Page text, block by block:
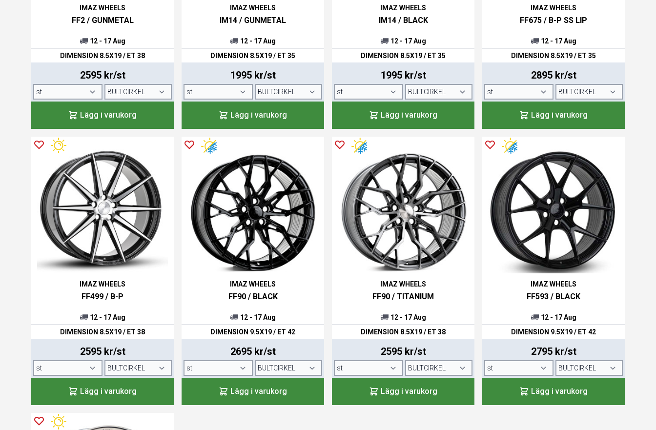
IMAZ WHEELS
FF2 / GUNMETAL
12 - 17 Aug
DIMENSION 8.5X19 / ET 38
2595 kr/st
Lägg i varukorg
IMAZ WHEELS
IM14 / GUNMETAL
12 - 17 Aug
DIMENSION 8.5X19 / ET 35
1995 kr/st
Lägg i varukorg
IMAZ WHEELS
IM14 / BLACK
12 - 17 Aug
DIMENSION 8.5X19 / ET 35
1995 kr/st
Lägg i varukorg
IMAZ WHEELS
FF675 / B-P SS LIP
12 - 17 Aug
DIMENSION 8.5X19 / ET 35
2895 kr/st
Lägg i varukorg
IMAZ WHEELS
FF499 / B-P
12 - 17 Aug
DIMENSION 8.5X19 / ET 38
2595 kr/st
Lägg i varukorg
IMAZ WHEELS
FF90 / BLACK
12 - 17 Aug
DIMENSION 9.5X19 / ET 42
2695 kr/st
Lägg i varukorg
IMAZ WHEELS
FF90 / TITANIUM
12 - 17 Aug
DIMENSION 8.5X19 / ET 38
2595 kr/st
Lägg i varukorg
IMAZ WHEELS
FF593 / BLACK
12 - 17 Aug
DIMENSION 9.5X19 / ET 42
2795 kr/st
Lägg i varukorg